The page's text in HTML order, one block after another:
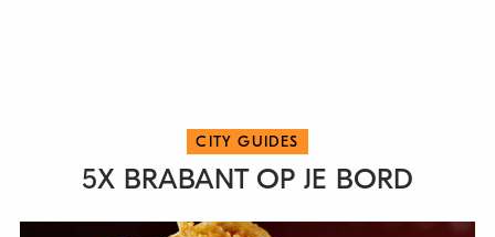
CITY GUIDES
5X BRABANT OP JE BORD